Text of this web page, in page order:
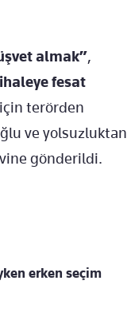
almak”,
fesat
terörden
ve yolsuzluktan
gönderildi.
erken seçim